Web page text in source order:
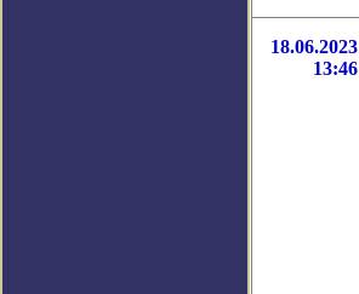
18.06.2023
13:46